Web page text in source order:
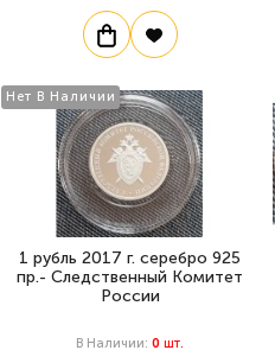
Нет В Наличии
1 рубль 2017 г. серебро 925
пр.- Следственный Комитет
России
В Наличии: 0 Шт.